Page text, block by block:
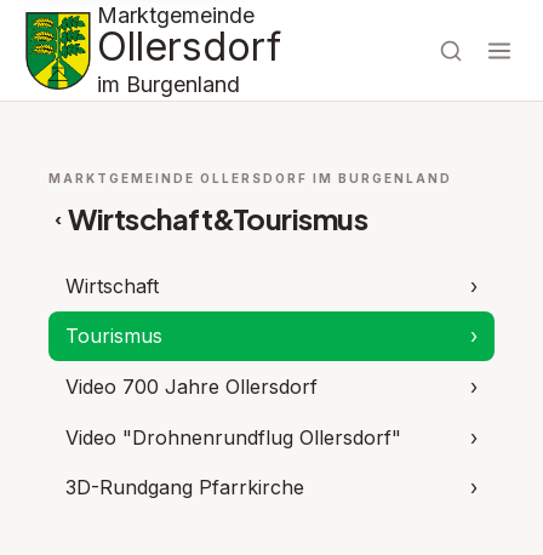
Marktgemeinde
Ollersdorf
im Burgenland
MARKTGEMEINDE OLLERSDORF IM BURGENLAND
‹ Wirtschaft&Tourismus
Wirtschaft ›
Tourismus ›
Video 700 Jahre Ollersdorf ›
Video "Drohnenrundflug Ollersdorf" ›
3D-Rundgang Pfarrkirche ›